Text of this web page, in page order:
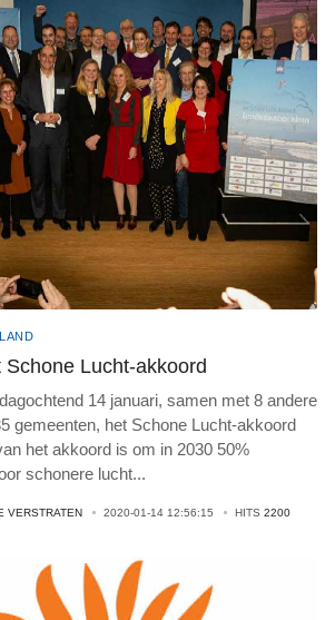
Lucht-akkoord
14 januari, samen met 8 andere
gemeenten, het Schone Lucht-akkoord
het akkoord is om in 2030 50%
schonere lucht...
VERSTRATEN 2020-01-14 12:56:15 HITS 2200